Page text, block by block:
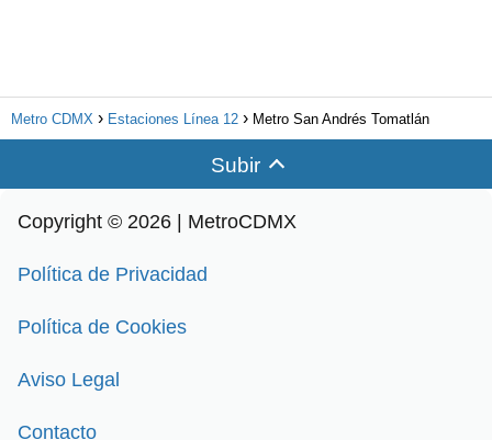
Metro CDMX Estaciones Línea 12 Metro San Andrés Tomatlán
Subir
Copyright © 2026 | MetroCDMX
Política de Privacidad
Política de Cookies
Aviso Legal
Contacto